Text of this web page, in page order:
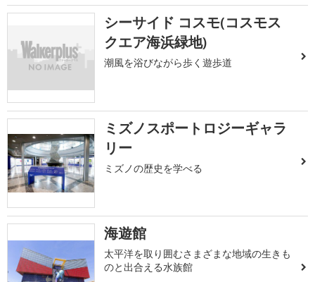
シーサイド コスモ(コスモス
クエア海浜緑地)
潮風を浴びながら歩く遊歩道
ミズノスポートロジーギャラ
リー
ミズノの歴史を学べる
海遊館
太平洋を取り囲むさまざまな地域の生きも
のと出合える水族館